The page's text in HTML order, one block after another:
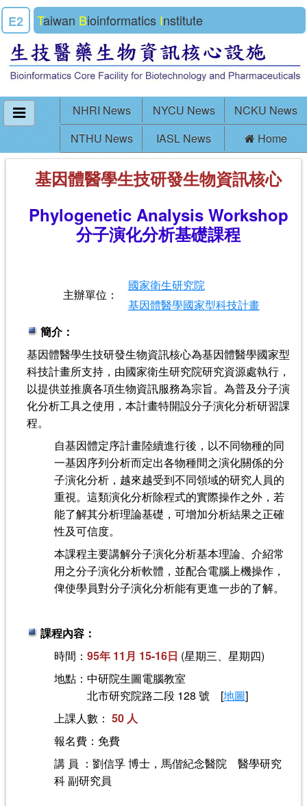
E2 Taiwan Bioinformatics Institute
NHRI News NYCU News
NCKU News
NTHU News
IASL News Home
基因體醫學生技研發生物資訊核心
Phylogenetic Analysis Workshop
分子演化分析基礎課程
主辦單位：
國家衛生研究院
基因體醫學國家型科技計畫
簡介：
基因體醫學生技研發生物資訊核心為基因體醫學國家型
科技計畫所支持，由國家衛生研究院研究資源處執行，
以提供並推廣各項生物資訊服務為宗旨。為普及分子演
化分析工具之使用，本計畫特開設分子演化分析研習課
程。
自基因體定序計畫陸續進行後，以不同物種的同
一基因序列分析而定出各物種間之演化關係的分
子演化分析，越來越受到不同領域的研究人員的
重視。這類演化分析除程式的實際操作之外，若
能了解其分析理論基礎，可增加分析結果之正確
性及可信度。
本課程主要講解分子演化分析基本理論、介紹常
用之分子演化分析軟體，並配合電腦上機操作，
俾使學員對分子演化分析能有更進一步的了解。
課程內容：
時間： 95年 11月 15-16日 (星期三、星期四)
地點：中研院生圖電腦教室
北市研究院路二段 128 號 [地圖]
上課人數： 50 人
報名費：免費
講 員 ：劉信孚 博士，馬偕紀念醫院 醫學研究
科 副研究員